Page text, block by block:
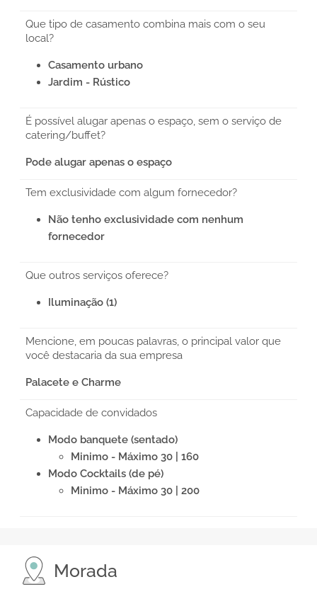
Que tipo de casamento combina mais com o seu
local?
Casamento urbano
Jardim - Rústico
É possível alugar apenas o espaço, sem o serviço de
catering/buffet?
Pode alugar apenas o espaço
Tem exclusividade com algum fornecedor?
Não tenho exclusividade com nenhum
fornecedor
Que outros serviços oferece?
Iluminação (1)
Mencione, em poucas palavras, o principal valor que
você destacaria da sua empresa
Palacete e Charme
Capacidade de convidados
Modo banquete (sentado)
Minimo - Máximo 30 | 160
Modo Cocktails (de pé)
Minimo - Máximo 30 | 200
Morada